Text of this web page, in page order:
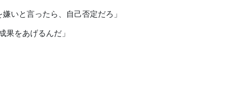
いと言ったら、自己否定だろ」
果をあげるんだ」